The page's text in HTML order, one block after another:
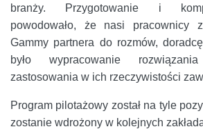
branży. Przygotowanie i
powodowało, że nasi pracownicy
Gammy partnera do rozmów,
było wypracowanie
zastosowania w ich rzeczywistości
Program pilotażowy został na tyle
zostanie wdrożony w kolejnych